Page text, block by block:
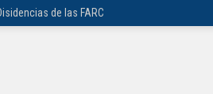
de las FARC